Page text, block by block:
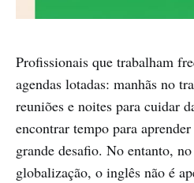
Profissionais que trabalham
agendas lotadas: manhãs no
reuniões e noites para cuidar
encontrar tempo para
grande desafio. No entanto,
globalização, o inglês não é